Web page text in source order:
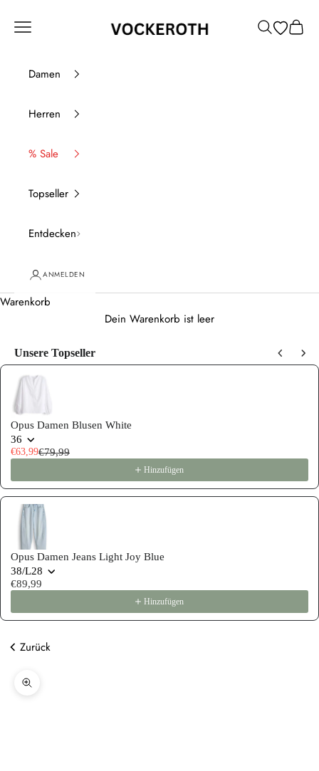
Vockeroth Onlineshop
Menü Suchen
Damen
Herren
% Sale
Topseller
Entdecken
ANMELDEN
Warenkorb
Dein Warenkorb ist leer
Unsere Topseller
Use the Previous and Next buttons to navigate through product
Opus Damen Blusen White
36
€63,99€79,99
Hinzufügen
Opus Damen Jeans Light Joy Blue
38/L28
€89,99
Hinzufügen
Zurück
Bild vergrößern